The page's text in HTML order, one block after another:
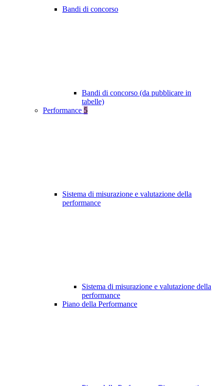
Bandi di concorso
Bandi di concorso (da pubblicare in
tabelle)
Performance 5
Sistema di misurazione e valutazione della
performance
Sistema di misurazione e valutazione della
performance
Piano della Performance